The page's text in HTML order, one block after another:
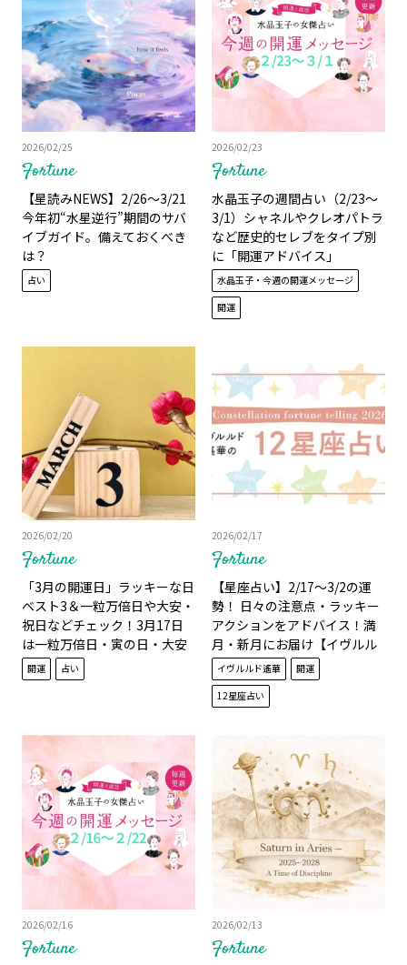
Fortune
2026/02/25
【星読みNEWS】2/26〜3/21
今年初“水星逆行”期間のサバ
イブガイド。備えておくべき
は？
占い
Fortune
2026/02/23
水晶玉子の週間占い（2/23～
3/1）シャネルやクレオパトラ
など歴史的セレブをタイプ別
に「開運アドバイス」
水晶玉子・今週の開運メッセージ
開運
Fortune
2026/02/20
「3月の開運日」ラッキーな日
ベスト3＆一粒万倍日や大安・
祝日などチェック！3月17日
は一粒万倍日・寅の日・大安
がトリプルで重なる最強開運
日！迷っていたことを始める
開運 占い
Fortune
2026/02/17
【星座占い】2/17～3/2の運
勢！ 日々の注意点・ラッキー
アクションをアドバイス！満
月・新月にお届け【イヴルル
ド遙華】
イヴルルド遙華
開運
12星座占い
Fortune
2026/02/16
Fortune
2026/02/13